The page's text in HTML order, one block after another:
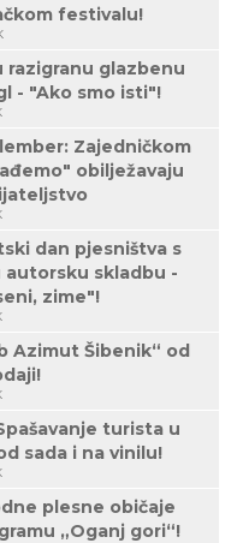
festivalu!
razigranu glazbenu
- "Ako smo isti"!
Zajedničkom
obilježavaju
dan pjesništva s
skladbu -
zime"!
Azimut Šibenik“ od
turista u
sada i na vinilu!
plesne običaje
„Oganj gori“!